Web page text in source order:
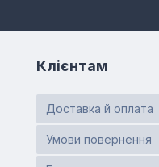
Клієнтам
Доставка й оплата
Умови повернення